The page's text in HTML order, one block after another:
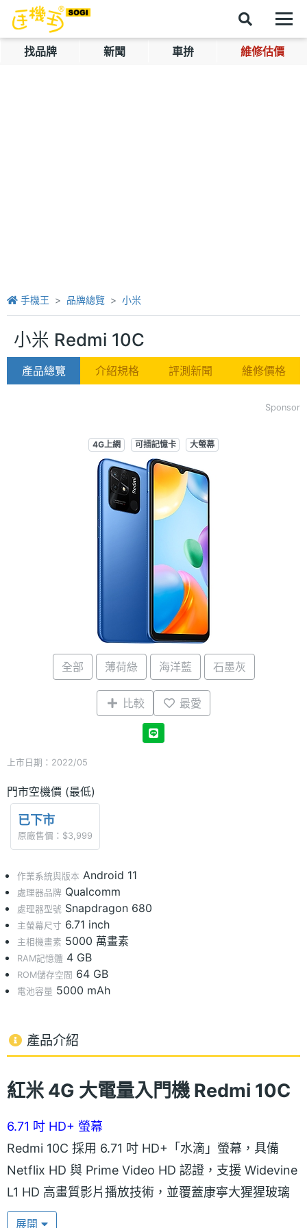
找品牌 新聞 車拚 維修估價
手機王 品牌總覽 小米
小米 Redmi 10C
產品總覽 介紹規格 評測新聞 維修價格
Sponsor
4G上網 可插記憶卡 大螢幕
全部 薄荷綠 海洋藍 石墨灰
比較 最愛
上市日期：2022/05
門市空機價 (最低)
已下市
原廠售價：$3,999
作業系統與版本 Android 11
處理器品牌 Qualcomm
處理器型號 Snapdragon 680
主螢幕尺寸 6.71 inch
主相機畫素 5000 萬畫素
RAM記憶體 4 GB
ROM儲存空間 64 GB
電池容量 5000 mAh
產品介紹
紅米 4G 大電量入門機 Redmi 10C
6.71 吋 HD+ 螢幕
Redmi 10C 採用 6.71 吋 HD+「水滴」螢幕，具備
Netflix HD 與 Prime Video HD 認證，支援 Widevine
L1 HD 高畫質影片播放技術，並覆蓋康寧大猩猩玻璃
強化螢幕保護；背蓋採用 3D 紋路設計，並在相機模
展開